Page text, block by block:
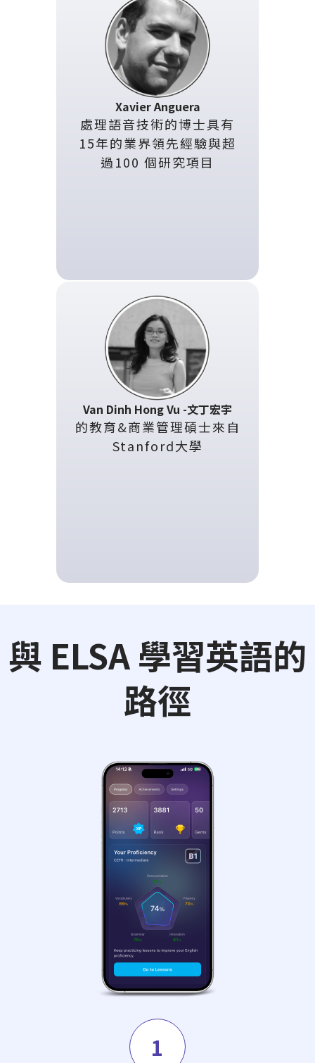
Xavier Anguera
處理語音技術的博士具有
15年的業界領先經驗與超
過100 個研究項目
Van Dinh Hong Vu -文丁宏宇
的教育&商業管理碩士來自
Stanford大學
與 ELSA 學習英語的
路徑
1